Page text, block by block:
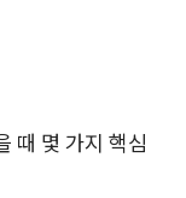
때 몇 가지 핵심